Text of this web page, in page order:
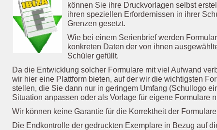
können Sie ihre Druckvorlagen selbst
ihren speziellen Erfordernissen in ihrer
Grenzen gesetzt.
‍Wie bei einem Serienbrief werden
konkreten Daten der von ihnen
Schüler gefüllt.
‍Da die Entwicklung solcher Formulare mit viel Aufwand
wir hier eine Plattform bieten, auf der wir die wichtigsten
stellen, die Sie dann nur in geringem Umfang (Schullogo
Situation anpassen oder als Vorlage für eigene Formulare
‍Wir können keine Garantie für die Korrektheit der
‍Die Endkontrolle der gedruckten Exemplare in Bezug auf